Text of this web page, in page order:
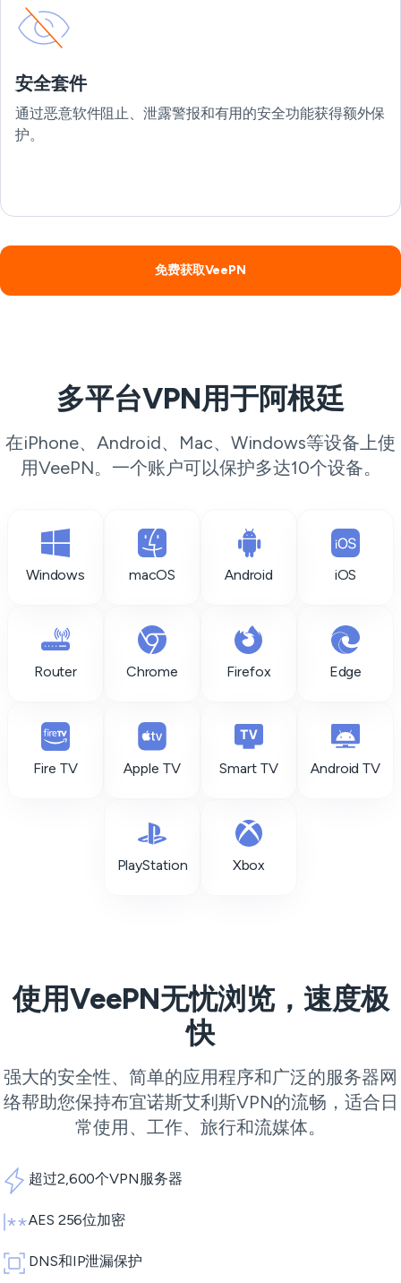
安全套件
通过恶意软件阻止、泄露警报和有用的安全功能获得额外保
护。
免费获取VeePN
多平台VPN用于阿根廷
在iPhone、Android、Mac、Windows等设备上使
用VeePN。一个账户可以保护多达10个设备。
Windows macOS Android iOS
Router Chrome Firefox Edge
Fire TV Apple TV Smart TV Android TV
PlayStation Xbox
使用VeePN无忧浏览，速度极
快
强大的安全性、简单的应用程序和广泛的服务器网
络帮助您保持布宜诺斯艾利斯VPN的流畅，适合日
常使用、工作、旅行和流媒体。
超过2,600个VPN服务器
AES 256位加密
DNS和IP泄漏保护